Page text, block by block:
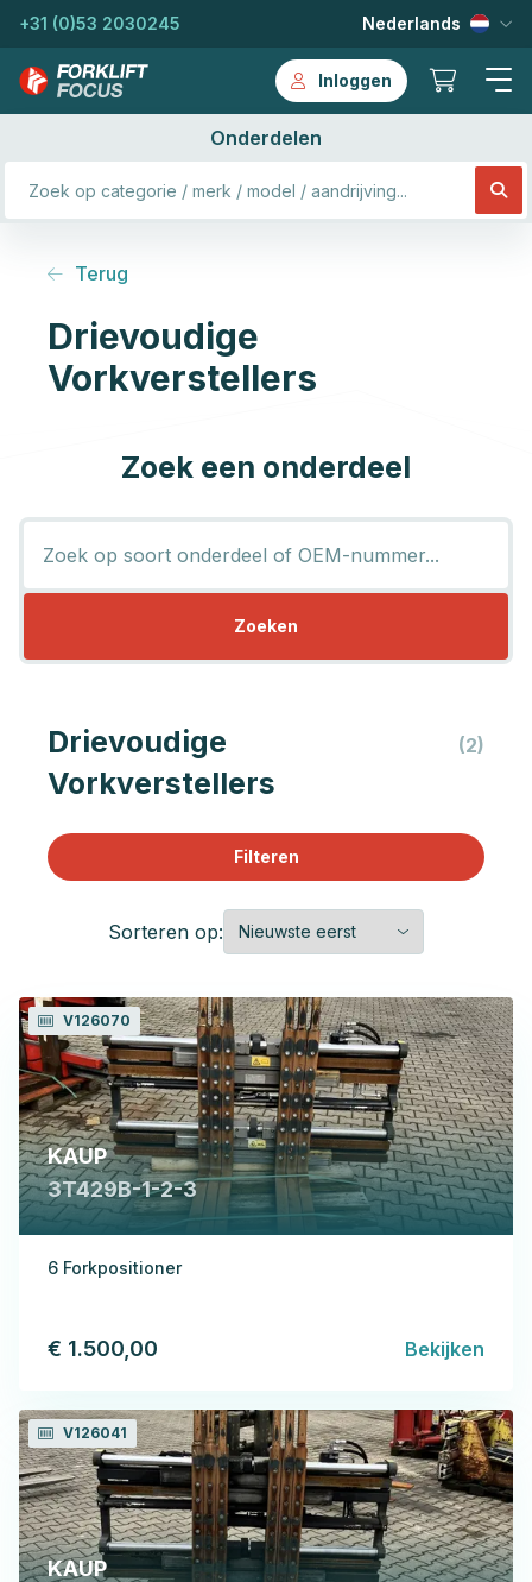
+31 (0)53 2030245 Nederlands
Inloggen
Onderdelen
Terug
Drievoudige
Vorkverstellers
Zoek een onderdeel
Zoeken
Drievoudige
Vorkverstellers
(2)
Filteren
Sorteren op:
V126070
KAUP
3T429B-1-2-3
6 Forkpositioner
€ 1.500,00 Bekijken
V126041
KAUP